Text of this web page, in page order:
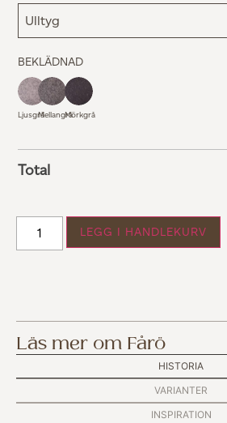
BEKLÄDNAD
LjusgråMellangråMörkgrå
Total
LEGG I HANDLEKURV
Läs mer om Fårö
HISTORIA
VARIANTER
INSPIRATION